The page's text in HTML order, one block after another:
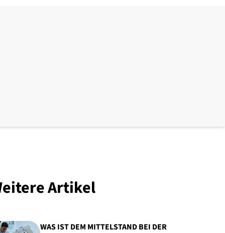
Artikel
WAS IST DEM MITTELSTAND BEI DER